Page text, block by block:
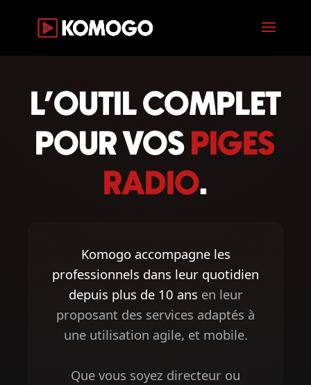
L'OUTIL COMPLET
POUR VOS PIGES
RADIO.
Komogo accompagne les
professionnels dans leur quotidien
depuis plus de 10 ans en leur
proposant des services adaptés à
une utilisation agile, et mobile.
Que vous soyez directeur ou